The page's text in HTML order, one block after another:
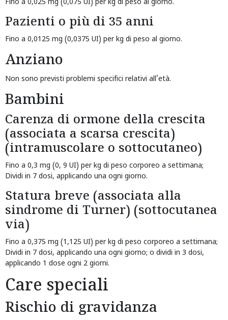
Fino a 0,025 mg (0,075 UI) per kg di peso al giorno.
Pazienti o più di 35 anni
Fino a 0,0125 mg (0,0375 UI) per kg di peso al giorno.
Anziano
Non sono previsti problemi specifici relativi all’età.
Bambini
Carenza di ormone della crescita
(associata a scarsa crescita)
(intramuscolare o sottocutaneo)
Fino a 0,3 mg (0, 9 UI) per kg di peso corporeo a settimana;
Dividi in 7 dosi, applicando una ogni giorno.
Statura breve (associata alla
sindrome di Turner) (sottocutanea
via)
Fino a 0,375 mg (1,125 UI) per kg di peso corporeo a settimana;
Dividi in 7 dosi, applicando una ogni giorno; o dividi in 3 dosi,
applicando 1 dose ogni 2 giorni.
Care speciali
Rischio di gravidanza